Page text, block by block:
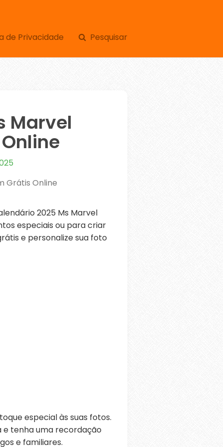
de Privacidade Pesquisar
Marvel
Grátis Online
2025 Ms Marvel
especiais ou para criar
e personalize sua foto
especial às suas fotos.
e tenha uma recordação
e familiares.